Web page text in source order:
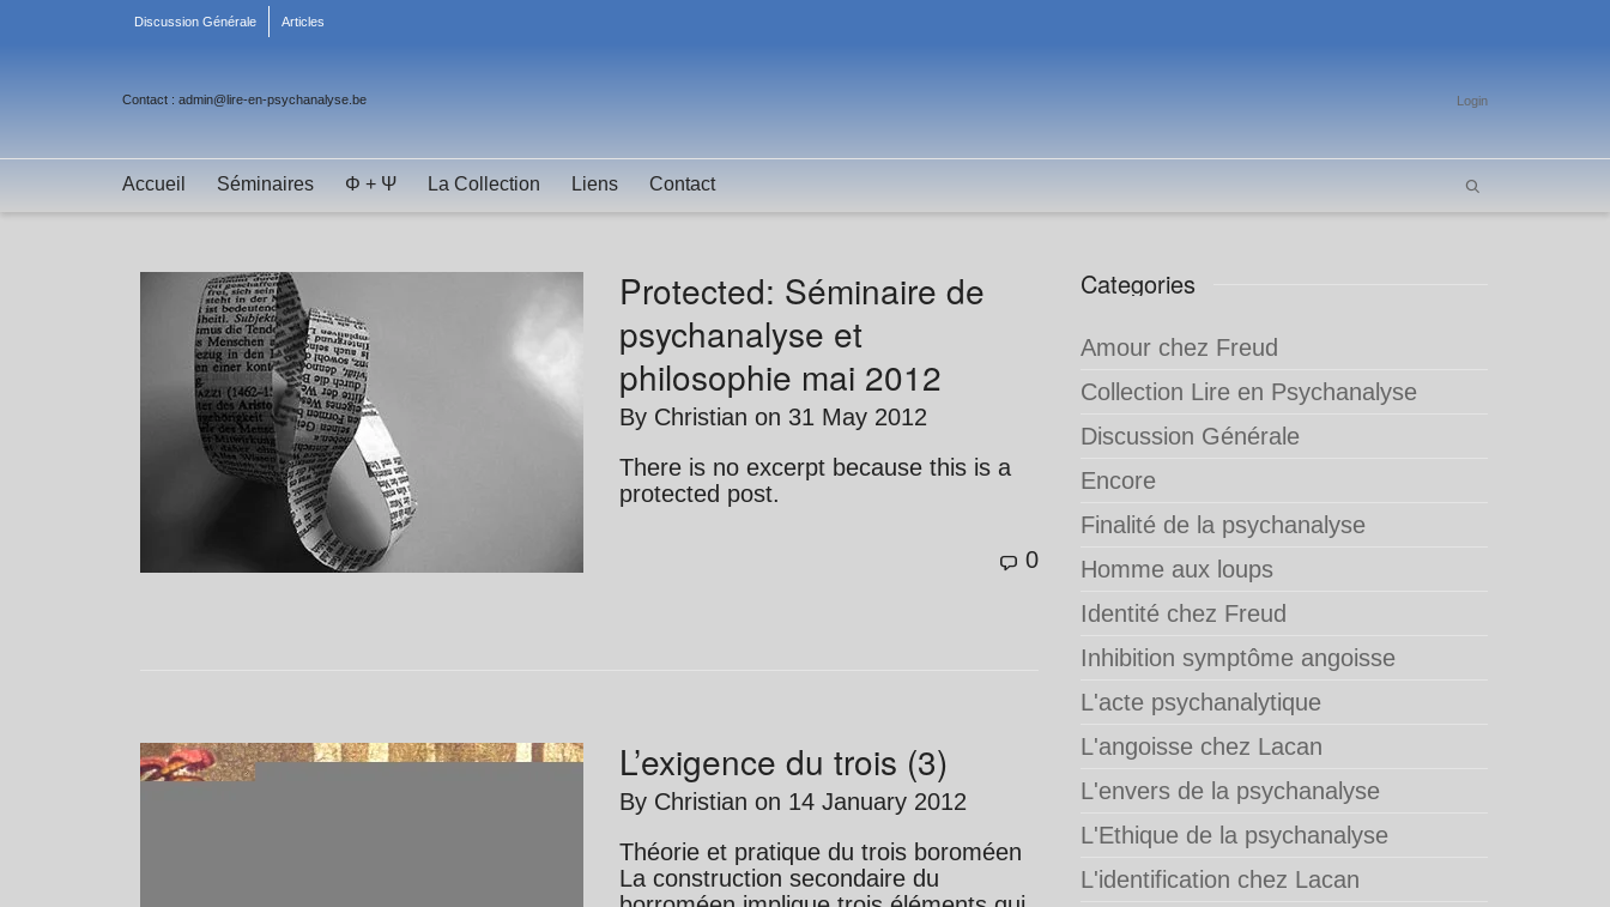
Discussion Générale Articles
Contact : admin@lire-en-psychanalyse.be Login
Accueil Séminaires Φ + Ψ La Collection Liens Contact
Protected: Séminaire de
psychanalyse et
philosophie mai 2012
By Christian on 31 May 2012
There is no excerpt because this is a
protected post.
0
L’exigence du trois (3)
By Christian on 14 January 2012
Théorie et pratique du trois boroméen
La construction secondaire du
Categories
Amour chez Freud
Collection Lire en Psychanalyse
Discussion Générale
Encore
Finalité de la psychanalyse
Homme aux loups
Identité chez Freud
Inhibition symptôme angoisse
L'acte psychanalytique
L'angoisse chez Lacan
L'envers de la psychanalyse
L'Ethique de la psychanalyse
L'identification chez Lacan